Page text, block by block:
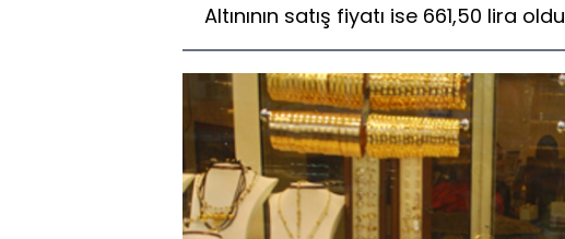
Altınının satış fiyatı ise 661,50 lira oldu